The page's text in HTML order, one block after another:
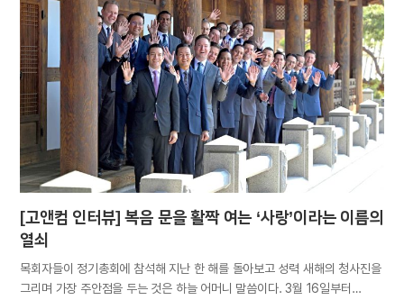
관광객을 대상으로 진행됐다. 활동가들은 패널 전시를 통해 바다의 오염
상태와 그로 인한 폐해, 문제 개선을 위한 아세즈 와오의 Blue Ocean
프로젝트를 소개했다. 바다는 탁월한 이산화탄소 저장고지만 무분별한
개발과 오염으로 탄소 포집 및 저장 능력이 눈에 띄게 저하되는 상황이다.
또한 인간의 활동으로 배출된 과도한 양의 이산화탄소 유입은 해양산성화를
일으켜 해양 생물의 서식지를 파괴하기도 한다. 활동가들은 해양 쓰레기
수거를 비롯해 해양생태계를 보호할 다양한 활동을 소개하며 관심과
참여를…
[고앤컴 인터뷰] 복음 문을 활짝 여는 ‘사랑’이라는 이름의
열쇠
목회자들이 정기총회에 참석해 지난 한 해를 돌아보고 성력 새해의 청사진을
그리며 가장 주안점을 두는 것은 하늘 어머니 말씀이다. 3월 16일부터